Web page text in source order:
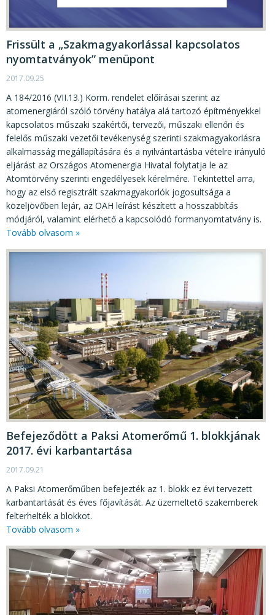
JOGI SZABÁLYOZÁS, ÚTMUTATÓK
KIADVÁNYOK, JELENTÉSEK
NYOMTATVÁNYOK, SZOFTVEREK
E-ÜGYINTÉZÉS
Frissült a „Szakmagyakorlással kapcsolatos
nyomtatványok” menüpont
2017.09.25
A 184/2016 (VII.13.) Korm. rendelet előírásai szerint az
atomenergiáról szóló törvény hatálya alá tartozó építményekkel
kapcsolatos műszaki szakértői, tervezői, műszaki ellenőri és
felelős műszaki vezetői tevékenység szerinti szakmagyakorlásra
alkalmasság megállapítására és a nyilvántartásba vételre irányuló
eljárást az Országos Atomenergia Hivatal folytatja le az
Atomtörvény szerinti engedélyesek kérelmére. Tekintettel arra,
hogy az első regisztrált szakmagyakorlók jogosultsága a
közeljövőben lejár, az OAH leírást készített a hosszabbítás
módjáról, valamint elérhető a kapcsolódó formanyomtatvány is.
Tovább olvasom »
Befejeződött a Paksi Atomerőmű 1. blokkjának
2017. évi karbantartása
2017.09.21
A Paksi Atomerőműben befejezték az 1. blokk ez évi tervezett
karbantartását és éves főjavítását. Az üzemeltető szakemberek
felterhelték a blokkot.
Tovább olvasom »